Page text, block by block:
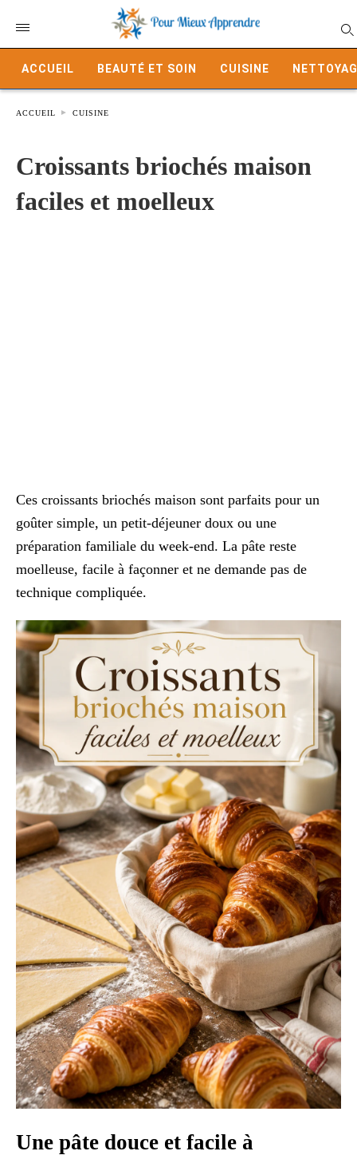
ACCUEIL BEAUTÉ ET SOIN CUISINE
ACCUEIL CUISINE
Croissants briochés maison
faciles et moelleux
Ces croissants briochés maison sont parfaits pour un
goûter simple, un petit-déjeuner doux ou une
préparation familiale du week-end. La pâte reste
moelleuse, facile à façonner et ne demande pas de
technique compliquée.
Une pâte douce et facile à